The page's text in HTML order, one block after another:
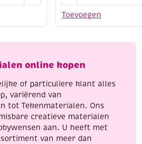
Toevoegen
to
kleurplaat,
aantal
online kopen
of particuliere klant alles
variërend van
tot Tekenmaterialen. Ons
creatieve materialen
aan. U heeft met
van meer dan